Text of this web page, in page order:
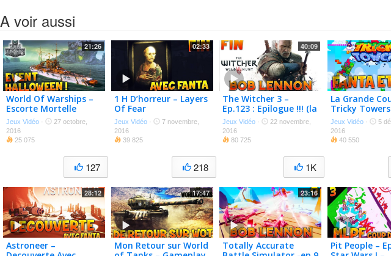
A voir aussi
21:26
World Of Warships –
Escorte Mortelle
D’halloween !!
Jeux Vidéo ·
27 octobre,
2016
25 075
127
02:33
1 H D’horreur – Layers
Of Fear
Jeux Vidéo ·
7 novembre,
2016
39 825
218
40:09
The Witcher 3 –
Ep.123 : Epilogue !!! (la
fin-fin)
Jeux Vidéo ·
22 novembre,
2016
80 725
1K
La Grande
Tricky Towers
Jeux Vidéo ·
5
2016
40 550
28:12
Astroneer –
17:47
Mon Retour sur World
23:16
Totally Accurate
Pit People –